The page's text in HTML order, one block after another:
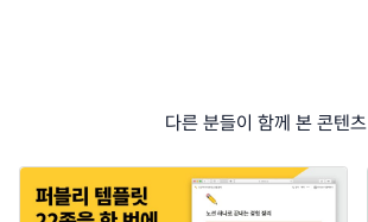
다른 분들이 함께 본 콘텐츠